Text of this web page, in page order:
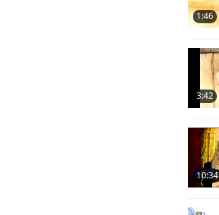
1:46
3:42
10:34